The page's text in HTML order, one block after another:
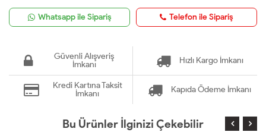
Whatsapp ile Sipariş Telefon ile Sipariş
Güvenli Alışveriş
İmkanı
Hızlı Kargo İmkanı
Kredi Kartına Taksit
İmkanı
Kapıda Ödeme İmkanı
Bu Ürünler İlginizi Çekebilir